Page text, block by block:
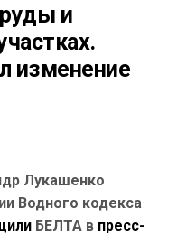
и
изменение
Лукашенко
Водного кодекса
БЕЛТА в пресс-